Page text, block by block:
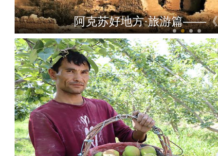
阿克苏好地方·旅游篇——